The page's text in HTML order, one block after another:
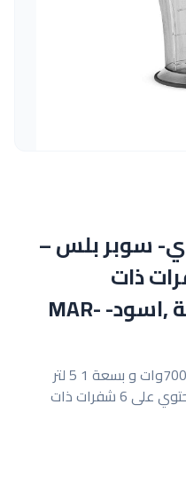
سوبر بلس –
لتر، 6 شفرات ذات
التكنولوجيا السداسية ,اسود- MAR-
قطاعة الخضروات سوبر بلس بقوة 700وات و بسعة 1 5 لتر
المزودة بشفرات قابلة للفك كما تحتوي على 6 شفرات ذات